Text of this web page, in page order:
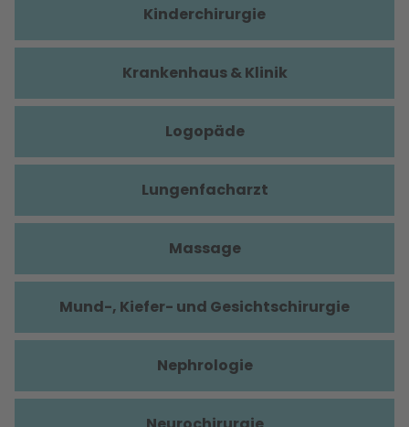
Kinderchirurgie
Krankenhaus & Klinik
Logopäde
Lungenfacharzt
Massage
Mund-, Kiefer- und Gesichtschirurgie
Nephrologie